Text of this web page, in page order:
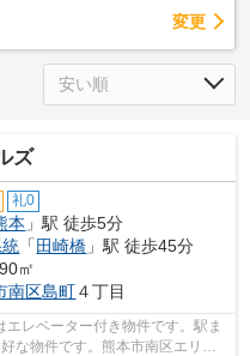
変更
ズ
礼0
本 」駅 徒歩5分
「 田崎橋 」駅 徒歩45分
㎡
南区島町４丁目
レベーター付き物件です。駅ま
な物件です。熊本市南区エリア